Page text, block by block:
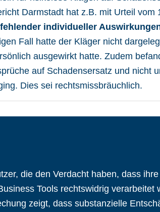
Darmstadt hat z.B. mit Urteil vom
fehlender individueller
Fall hatte der Kläger nicht
ausgewirkt hatte. Zudem
auf Schadensersatz und nicht
Dies sei rechtsmissbräuchlich.
die den Verdacht haben, dass
Tools rechtswidrig verarbeitet
zeigt, dass substanzielle